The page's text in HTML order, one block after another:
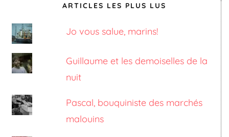
ARTICLES LES PLUS LUS
Jo vous salue, marins!
Guillaume et les demoiselles de la
nuit
Pascal, bouquiniste des marchés
malouins